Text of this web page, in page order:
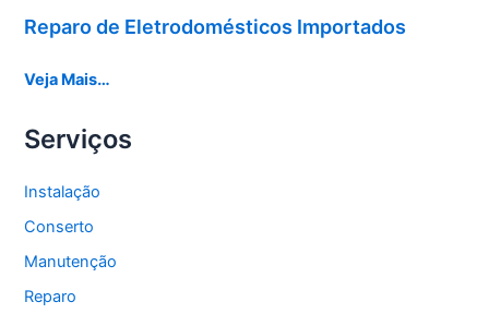
Reparo de Eletrodomésticos Importados
Veja Mais…
Serviços
Instalação
Conserto
Manutenção
Reparo